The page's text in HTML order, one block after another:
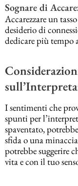
Sognare di
Accarezzare un
desiderio di
dedicare più tempo
I sentimenti che
spunti per
spaventato,
sfida o una
potrebbe suggerire
vita e con il tuo